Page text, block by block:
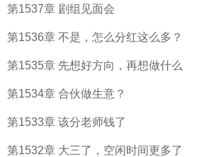
第1537章 剧组见面会
第1536章 不是，怎么分红这么多？
第1535章 先想好方向，再想做什么
第1534章 合伙做生意？
第1533章 该分老师钱了
第1532章 大三了，空闲时间更多了